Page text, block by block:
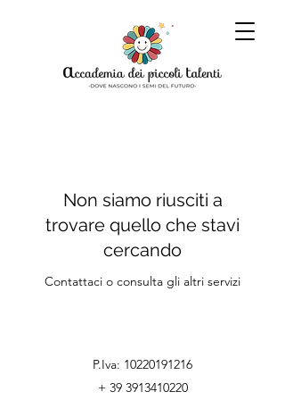
Non siamo riusciti a
trovare quello che stavi
cercando
Contattaci o consulta gli altri servizi
P.Iva: 10220191216
+ 39 3913410220